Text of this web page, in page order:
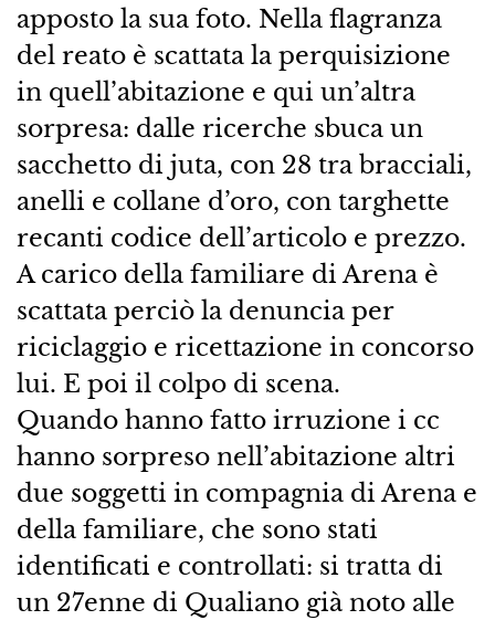
apposto la sua foto. Nella flagranza
del reato è scattata la perquisizione
in quell’abitazione e qui un’altra
sorpresa: dalle ricerche sbuca un
sacchetto di juta, con 28 tra bracciali,
anelli e collane d’oro, con targhette
recanti codice dell’articolo e prezzo.
A carico della familiare di Arena è
scattata perciò la denuncia per
riciclaggio e ricettazione in concorso
lui. E poi il colpo di scena.
Quando hanno fatto irruzione i cc
hanno sorpreso nell’abitazione altri
due soggetti in compagnia di Arena e
della familiare, che sono stati
identificati e controllati: si tratta di
un 27enne di Qualiano già noto alle